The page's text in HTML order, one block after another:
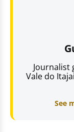
Journalist
Vale do
See